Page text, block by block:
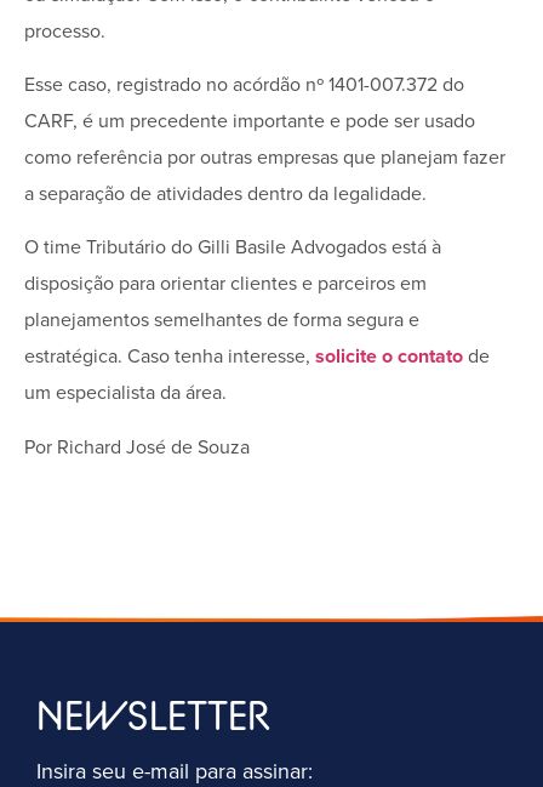
processo.
Esse caso, registrado no acórdão nº 1401-007.372 do
CARF, é um precedente importante e pode ser usado
como referência por outras empresas que planejam fazer
a separação de atividades dentro da legalidade.
O time Tributário do Gilli Basile Advogados está à
disposição para orientar clientes e parceiros em
planejamentos semelhantes de forma segura e
estratégica. Caso tenha interesse, solicite o contato de
um especialista da área.
Por Richard José de Souza
NEWSLETTER
Insira seu e-mail para assinar: